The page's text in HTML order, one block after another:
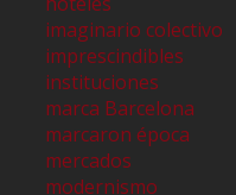
imaginario colectivo
imprescindibles
instituciones
marca Barcelona
marcaron época
mercados
modernismo